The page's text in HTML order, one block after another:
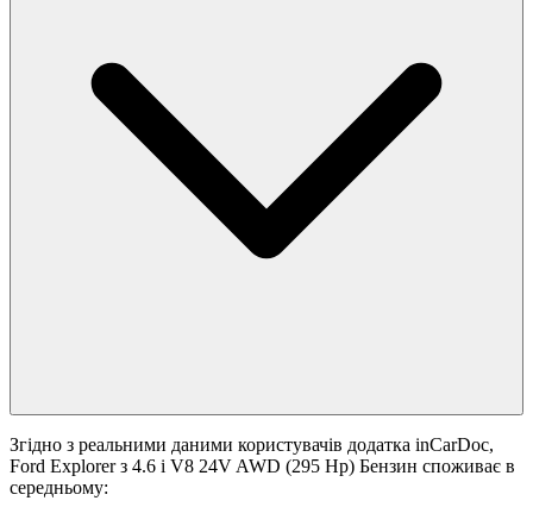
Згідно з реальними даними користувачів додатка inCarDoc,
Ford Explorer з 4.6 i V8 24V AWD (295 Hp) Бензин споживає в
середньому: